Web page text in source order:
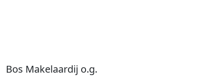
Bos Makelaardij o.g.